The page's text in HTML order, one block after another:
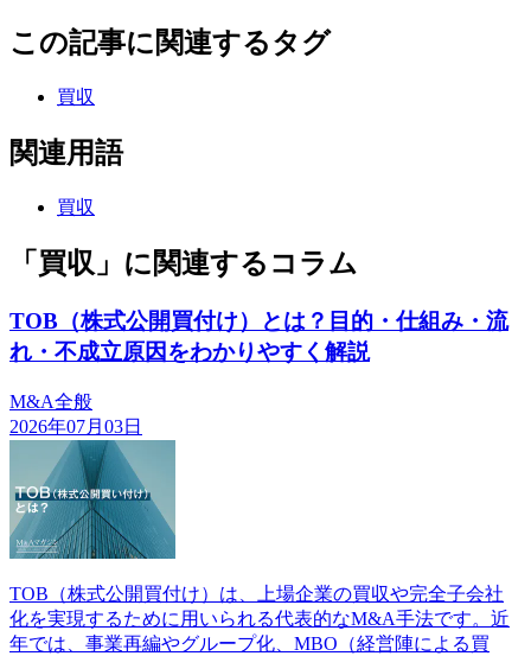
この記事に関連するタグ
買収
関連用語
買収
「買収」に関連するコラム
TOB（株式公開買付け）とは？目的・仕組み・流
れ・不成立原因をわかりやすく解説
M&A全般
2026年07月03日
TOB（株式公開買付け）は、上場企業の買収や完全子会社
化を実現するために用いられる代表的なM&A手法です。近
年では、事業再編やグループ化、MBO（経営陣による買